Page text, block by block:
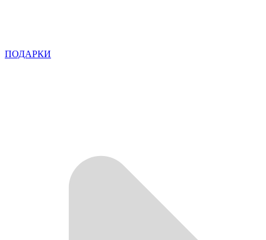
ПОДАРКИ